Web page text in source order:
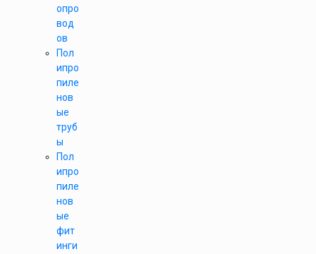
опро
вод
ов
Пол
ипро
пиле
нов
ые
труб
ы
Пол
ипро
пиле
нов
ые
фит
инги